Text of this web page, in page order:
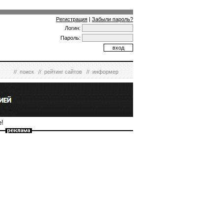
Регистрация | Забыли пароль?
Логин:
Пароль:
//поиск//рейтинг сайтов//информер